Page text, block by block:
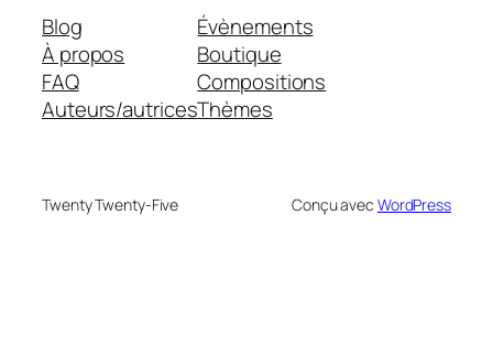
Blog
À propos
FAQ
Auteurs/autrices
Évènements
Boutique
Compositions
Thèmes
Twenty Twenty-Five Conçu avec WordPress